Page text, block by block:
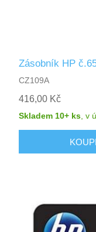
Zásobník HP
CZ109A
416,00 Kč
Skladem 10+ ks,v